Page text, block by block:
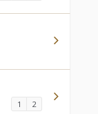
1 2